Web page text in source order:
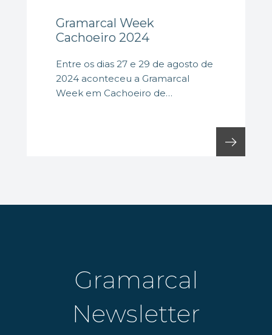
Gramarcal Week
Cachoeiro 2024
Entre os dias 27 e 29 de agosto de
2024 aconteceu a Gramarcal
Week em Cachoeiro de
arrow_right_alt
Gramarcal
Newsletter